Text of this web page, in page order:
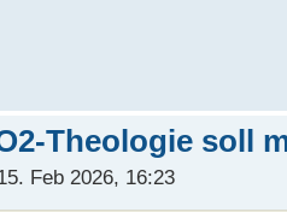
Theologie soll
Feb 2026, 16:23